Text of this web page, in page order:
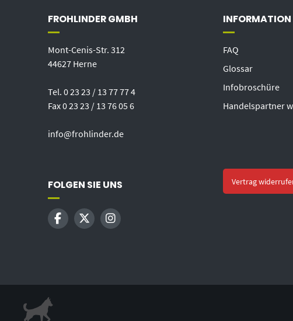
FROHLINDER GMBH
Mont-Cenis-Str. 312
44627 Herne
Tel. 0 23 23 / 13 77 77 4
Fax 0 23 23 / 13 76 05 6
info@frohlinder.de
INFORMATION
FAQ
Glossar
Infobroschüre
Handelspartner
FOLGEN SIE UNS Vertrag